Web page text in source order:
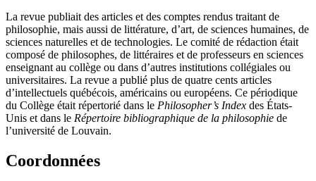
La revue publiait des articles et des comptes rendus traitant de
philosophie, mais aussi de littérature, d’art, de sciences humaines, de
sciences naturelles et de technologies. Le comité de rédaction était
composé de philosophes, de littéraires et de professeurs en sciences
enseignant au collège ou dans d’autres institutions collégiales ou
universitaires. La revue a publié plus de quatre cents articles
d’intellectuels québécois, américains ou européens. Ce périodique
du Collège était répertorié dans le Philosopher’s Index des États-
Unis et dans le Répertoire bibliographique de la philosophie de
l’université de Louvain.
Coordonnées